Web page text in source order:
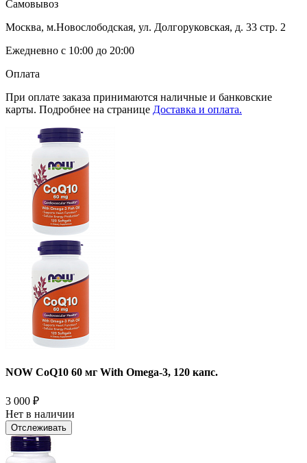
Самовывоз
Москва, м.Новослободская, ул. Долгоруковская, д. 33 стр. 2
Ежедневно с 10:00 до 20:00
Оплата
При оплате заказа принимаются наличные и банковские
карты. Подробнее на странице Доставка и оплата.
NOW CoQ10 60 мг With Omega-3, 120 капс.
3 000 ₽
Нет в наличии
Отслеживать